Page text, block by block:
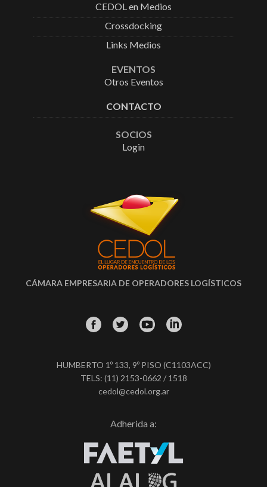
CEDOL en Medios
Crossdocking
Links Medios
EVENTOS
Otros Eventos
CONTACTO
SOCIOS
Login
CÁMARA EMPRESARIA DE OPERADORES LOGÍSTICOS
HUMBERTO 1º 133, 9º PISO (C1103ACC)
TELS: (11) 2153-0662 / 1518
cedol@cedol.org.ar
Adherida a: